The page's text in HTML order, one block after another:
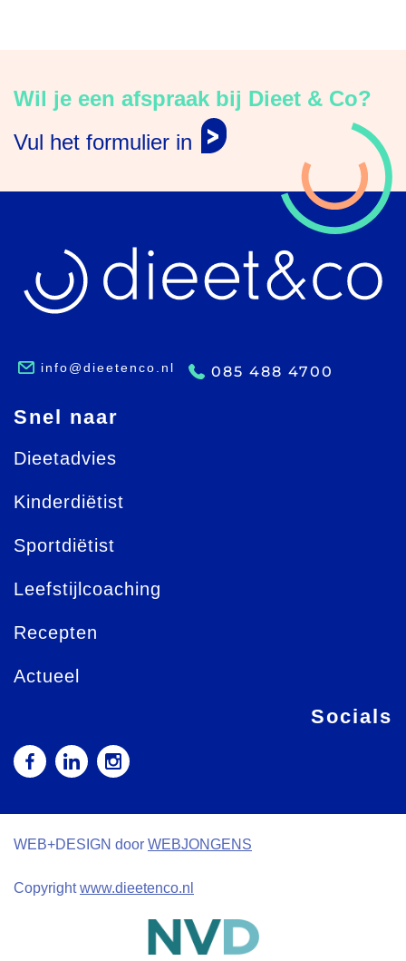
Wil je een afspraak bij Dieet & Co?
Vul het formulier in
info@dieetenco.nl 085 488 4700
Snel naar
Dieetadvies
Kinderdiëtist
Sportdiëtist
Leefstijlcoaching
Recepten
Actueel
Socials
WEB+DESIGN door WEBJONGENS
Copyrightwww.dieetenco.nl